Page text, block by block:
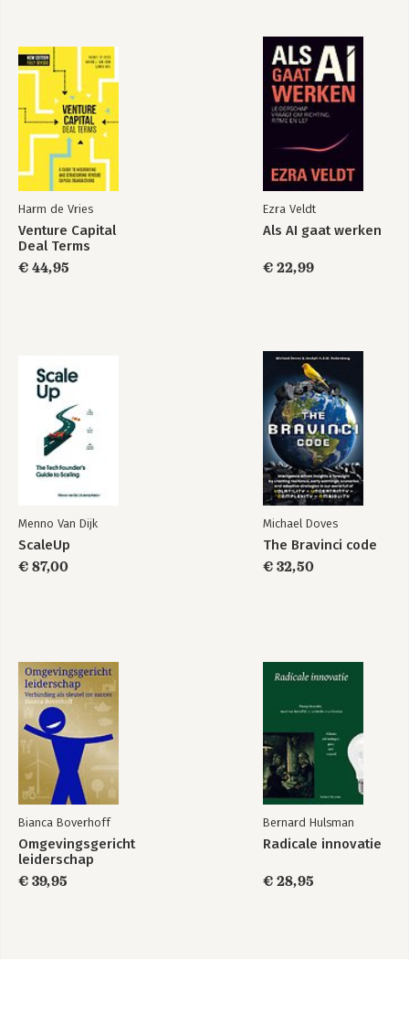
Harm de Vries
Venture Capital
Deal Terms
€ 44,95
Ezra Veldt
Als AI gaat werken
€ 22,99
Menno Van Dijk
ScaleUp
€ 87,00
Michael Doves
The Bravinci code
€ 32,50
Bianca Boverhoff
Omgevingsgericht
leiderschap
€ 39,95
Bernard Hulsman
Radicale innovatie
€ 28,95